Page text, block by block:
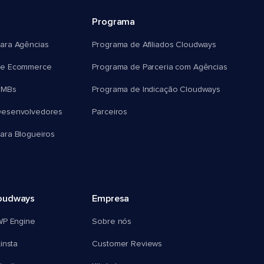
Agências
Ecommerce
Blogueiros
Programa
Programa de Afiliados Cloudways
Programa de Parceria com Agências
Programa de Indicação Cloudways
Parceiros
Engine
Empresa
Sobre nós
Customer Reviews